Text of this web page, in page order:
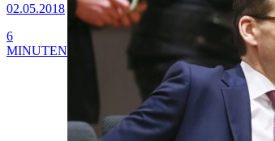
02.05.2018
6
MINUTEN